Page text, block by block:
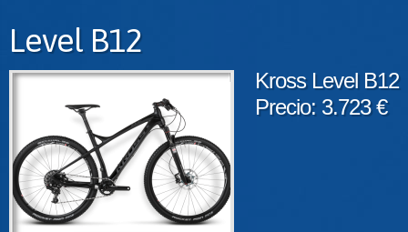
Level B12
Kross Level B12
Precio: 3.723 €